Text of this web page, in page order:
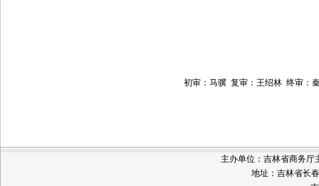
初审：马骥 复审：王绍林 终审：秦
主办单位：吉林省商务
地址：吉林省长